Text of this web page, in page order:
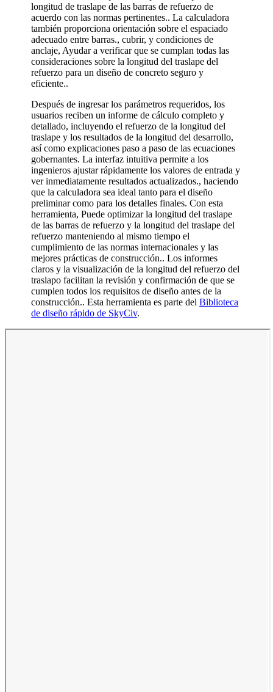
longitud de traslape de las barras de refuerzo de
acuerdo con las normas pertinentes.. La calculadora
también proporciona orientación sobre el espaciado
adecuado entre barras., cubrir, y condiciones de
anclaje, Ayudar a verificar que se cumplan todas las
consideraciones sobre la longitud del traslape del
refuerzo para un diseño de concreto seguro y
eficiente..
Después de ingresar los parámetros requeridos, los
usuarios reciben un informe de cálculo completo y
detallado, incluyendo el refuerzo de la longitud del
traslape y los resultados de la longitud del desarrollo,
así como explicaciones paso a paso de las ecuaciones
gobernantes. La interfaz intuitiva permite a los
ingenieros ajustar rápidamente los valores de entrada y
ver inmediatamente resultados actualizados., haciendo
que la calculadora sea ideal tanto para el diseño
preliminar como para los detalles finales. Con esta
herramienta, Puede optimizar la longitud del traslape
de las barras de refuerzo y la longitud del traslape del
refuerzo manteniendo al mismo tiempo el
cumplimiento de las normas internacionales y las
mejores prácticas de construcción.. Los informes
claros y la visualización de la longitud del refuerzo del
traslapo facilitan la revisión y confirmación de que se
cumplen todos los requisitos de diseño antes de la
construcción.. Esta herramienta es parte delBiblioteca
de diseño rápido de SkyCiv.